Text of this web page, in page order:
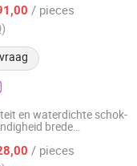
/ pieces
en waterdichte schok-
brede
computerrobuuste
/ pieces
Co., Ltd.